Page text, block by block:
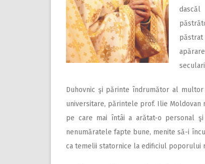
dascăl
Duhovnic şi părinte îndrumător al
universitare, părintele prof. Ilie Moldovan
pe care mai întâi a arătat-o personal
nenumăratele fapte bune, menite să-i
ca temelii statornice la edificiul poporului